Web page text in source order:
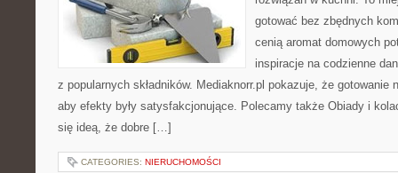
gotować bez zbędnych
cenią aromat domowych
inspiracje na codzienne
z popularnych składników. Mediaknorr.pl pokazuje, że gotowanie
aby efekty były satysfakcjonujące. Polecamy także Obiady i
się ideą, że dobre […]
CATEGORIES: NIERUCHOMOŚCI